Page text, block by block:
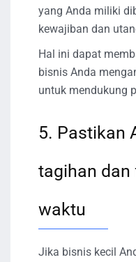
yang Anda miliki
kewajiban dan
Hal ini dapat
bisnis Anda
untuk mendukung
5. Pastikan
tagihan
waktu
Jika bisnis kecil